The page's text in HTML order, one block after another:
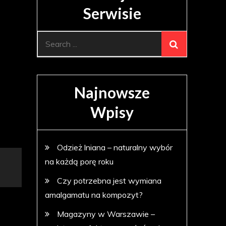
Serwisie
Najnowsze
Wpisy
Odzież lniana – naturalny wybór
na każdą porę roku
Czy potrzebna jest wymiana
amalgamatu na kompozyt?
Magazyny w Warszawie –